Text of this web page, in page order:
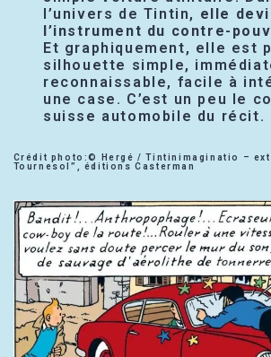
l’univers de Tintin, elle
l’instrument du contre-
Et graphiquement, elle est
silhouette simple,
reconnaissable, facile à
une case. C’est un peu le
suisse automobile du récit.
Crédit photo:© Hergé / Tintinimaginatio –
Tournesol”, éditions Casterman